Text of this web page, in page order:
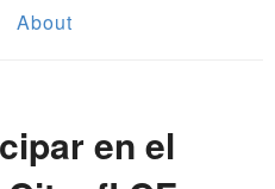
About
en el